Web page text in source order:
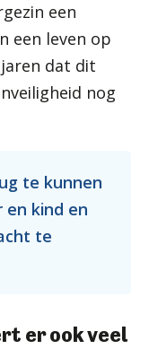
een
een leven op
dat dit
nog
te kunnen
kind en
te
er ook veel